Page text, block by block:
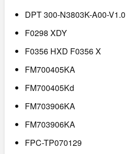
DPT 300-N3803K-A00-V1.0
F0298 XDY
F0356 HXD F0356 X
FM700405KA
FM700405Kd
FM703906KA
FM703906KA
FPC-TP070129